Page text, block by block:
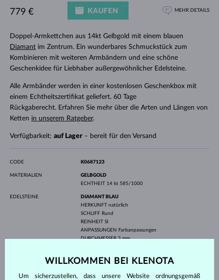
Doppel-Armkettchen aus 14kt Gelbgold mit einem blauen
Diamantim Zentrum. Ein wunderbares Schmuckstück zum
Kombinieren mit weiteren Armbändern und eine schöne
Geschenkidee für Liebhaber außergewöhnlicher Edelsteine.
Alle Armbänder werden in einer kostenlosen Geschenkbox mit
einem Echtheitszertifikat geliefert. 60 Tage
Rückgaberecht. Erfahren Sie mehr über die Arten und Längen von
Ketten in unserem Ratgeber.
Verfügbarkeit: auf Lager– bereit für den Versand
779 € KAUFEN MEHR DETAILS
CODE K0687123
MATERIALIEN
GELBGOLD
ECHTHEIT 14 kt 585/1000
EDELSTEINE
DIAMANT BLAU
HERKUNFT natürlich
SCHLIFF Rund
REINHEIT SI
ANPASSUNGEN
Farbanpassungen
DURCHMESSER3 mm
3.20 mm
HÖHE 3.20 mm
WILLKOMMEN BEI KLENOTA
Um sicherzustellen, dass unsere Website ordnungsgemäß